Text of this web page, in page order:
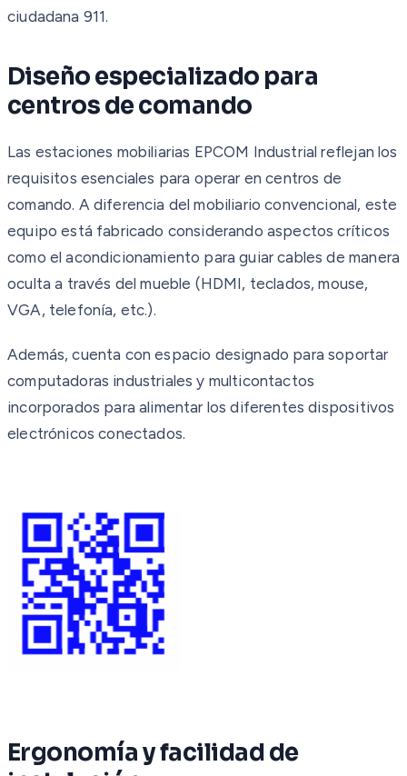
ciudadana 911.
Diseño especializado para
centros de comando
Las estaciones mobiliarias EPCOM Industrial reflejan los
requisitos esenciales para operar en centros de
comando. A diferencia del mobiliario convencional, este
equipo está fabricado considerando aspectos críticos
como el acondicionamiento para guiar cables de manera
oculta a través del mueble (HDMI, teclados, mouse,
VGA, telefonía, etc.).
Además, cuenta con espacio designado para soportar
computadoras industriales y multicontactos
incorporados para alimentar los diferentes dispositivos
electrónicos conectados.
Ergonomía y facilidad de